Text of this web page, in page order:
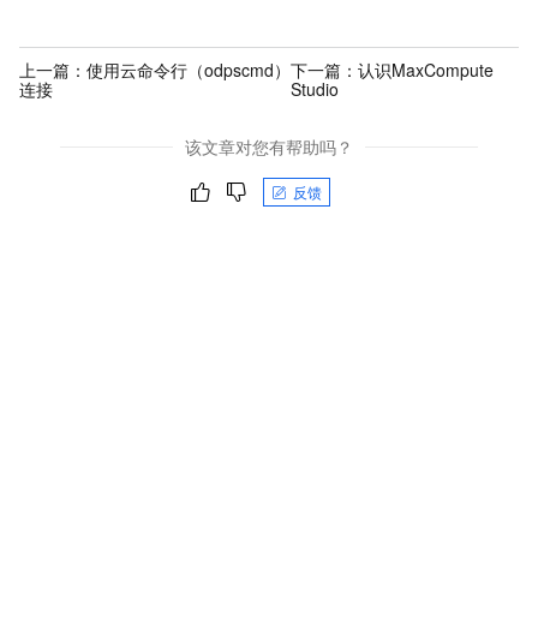
上一篇： 使用云命令行（odpscmd）
连接
下一篇：认识MaxCompute
Studio
该文章对您有帮助吗？
反馈